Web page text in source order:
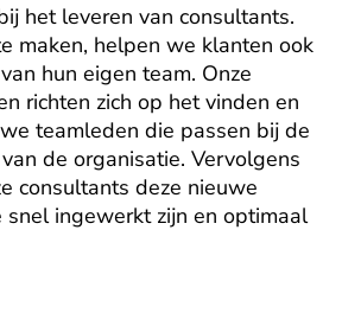
het leveren van consultants.
maken, helpen we klanten ook
hun eigen team. Onze
richten zich op het vinden en
teamleden die passen bij de
de organisatie. Vervolgens
consultants deze nieuwe
snel ingewerkt zijn en optimaal